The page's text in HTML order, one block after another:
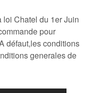
Chatel du 1er Juin
pour
défaut,les conditions
generales de